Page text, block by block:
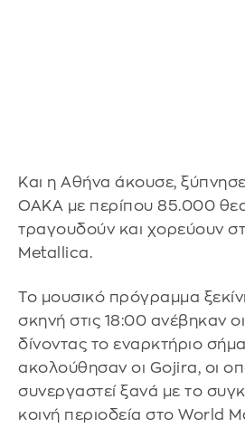
Και η Αθήνα άκουσε, ξύπνησε
ΟΑΚΑ με περίπου 85.000
τραγουδούν και χορεύουν
Metallica.
Το μουσικό πρόγραμμα
σκηνή στις 18:00 ανέβηκαν
δίνοντας το εναρκτήριο
ακολούθησαν οι Gojira, οι
συνεργαστεί ξανά με το
κοινή περιοδεία στο World